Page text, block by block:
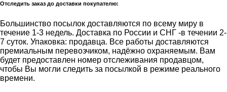
Отследить заказ до доставки покупателю:
Большинство посылок доставляются по всему миру в
течение 1-3 недель. Доставка по России и СНГ -в течении 2-
7 суток. Упаковка: продавца. Все работы доставляются
премиальным перевозчиком, надёжно охраняемым. Вам
будет предоставлен номер отслеживания продавцом,
чтобы Вы могли следить за посылкой в режиме реального
времени.